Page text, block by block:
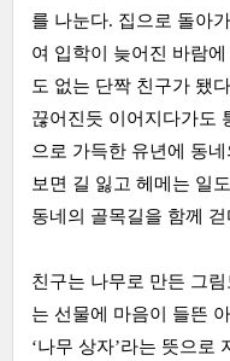
를 나눈다. 집으로 돌아
여 입학이 늦어진 바람
도 없는 단짝 친구가 됐
끊어진듯 이어지다가도
으로 가득한 유년에 동
보면 길 잃고 헤메는 일
동네의 골목길을 함께
친구는 나무로 만든 그
는 선물에 마음이 들뜬
‘나무 상자’라는 뜻으로